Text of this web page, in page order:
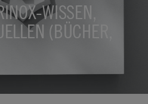
WISSEN,
(BÜCHER,